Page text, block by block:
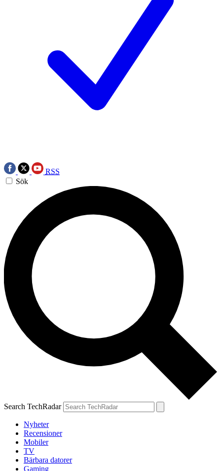
RSS
Sök
Search TechRadar
Nyheter
Recensioner
Mobiler
TV
Bärbara datorer
Gaming